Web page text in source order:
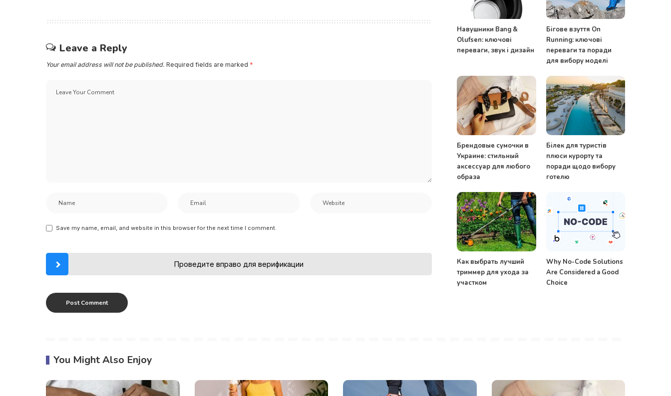
Leave a Reply
Your email address will not be published. Required fields are marked *
Save my name, email, and website in this browser for the next time I comment.
Проведите вправо для верификации
Навушники Bang &
Olufsen: ключові
переваги, звук і дизайн
Бігове взуття On
Running: ключові
переваги та поради
для вибору моделі
Брендовые сумочки в
Украине: стильный
аксессуар для любого
образа
Білек для туристів
плюси курорту та
поради щодо вибору
готелю
Как выбрать лучший
триммер для ухода за
участком
Why No-Code Solutions
Are Considered a Good
Choice
You Might Also Enjoy